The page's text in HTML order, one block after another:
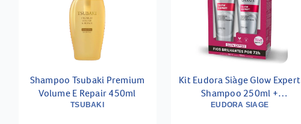
Shampoo Tsubaki Premium
Volume E Repair 450ml
TSUBAKI
Kit Eudora Siàge Glow Expert
Shampoo 250ml +
Condicionador 125ml
EUDORA SIAGE